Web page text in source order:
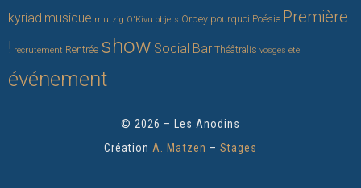
kyriad musique mutzig O'Kivu objets Orbey pourquoi Poésie Première
! recrutement Rentrée show Social Bar Théâtralis vosges été
événement
© 2026 – Les Anodins
Création A. Matzen – Stages